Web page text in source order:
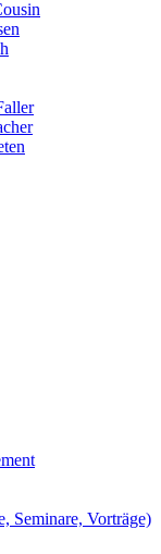
Seminare, Vorträge)